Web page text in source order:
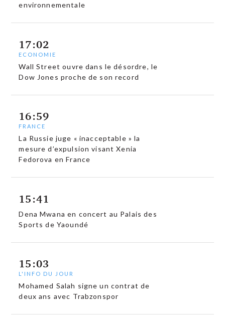
environnementale
17:02
ECONOMIE
Wall Street ouvre dans le désordre, le
Dow Jones proche de son record
16:59
FRANCE
La Russie juge « inacceptable » la
mesure d’expulsion visant Xenia
Fedorova en France
15:41
Dena Mwana en concert au Palais des
Sports de Yaoundé
15:03
L'INFO DU JOUR
Mohamed Salah signe un contrat de
deux ans avec Trabzonspor